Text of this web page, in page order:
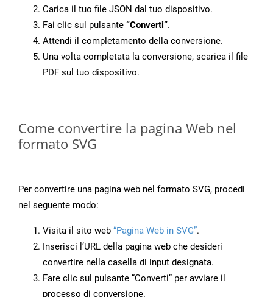
Carica il tuo file JSON dal tuo dispositivo.
Fai clic sul pulsante “Converti”.
Attendi il completamento della conversione.
Una volta completata la conversione, scarica il file
PDF sul tuo dispositivo.
Come convertire la pagina Web nel
formato SVG
Per convertire una pagina web nel formato SVG, procedi
nel seguente modo:
Visita il sito web “Pagina Web in SVG”.
Inserisci l’URL della pagina web che desideri
convertire nella casella di input designata.
Fare clic sul pulsante “Converti” per avviare il
processo di conversione.